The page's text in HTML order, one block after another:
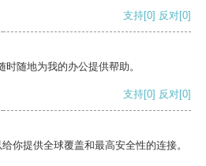
支持[0] 反对[0]
随地为我的办公提供帮助。
支持[0] 反对[0]
你提供全球覆盖和最高安全性的连接。